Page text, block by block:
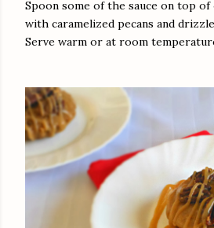
Spoon some of the sauce on top
with caramelized pecans and
Serve warm or at room